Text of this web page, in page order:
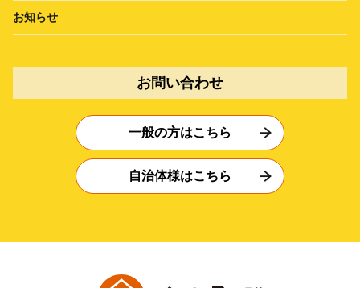
お知らせ
お問い合わせ
一般の方はこちら
自治体様はこちら